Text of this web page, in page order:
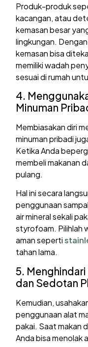
Produk-produk
kacangan, atau
kemasan besar
lingkungan.
kemasan bisa
memiliki wadah
sesuai di rumah
4.
Minuman
Membiasakan diri
minuman pribadi
Ketika Anda
membeli makanan
pulang.
Hal ini secara
penggunaan
air mineral sekali
styrofoam. Pilihlah
aman seperti
tahan lama.
5.
dan Sedotan
Kemudian,
penggunaan alat
pakai. Saat makan
Anda bisa menolak